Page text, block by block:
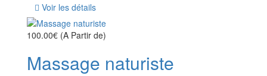
Voir les détails
100.00€ (A Partir de)
Massage naturiste